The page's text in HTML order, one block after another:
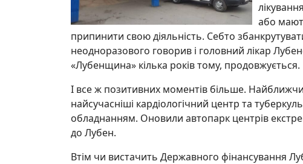
або
припинити свою діяльність. Себто
неодноразового говорив і головний лікар
«Лубенщина» кілька років тому, продовжується.
І все ж позитивних моментів більше.
найсучасніші кардіологічний центр та
обладнанням. Оновили автопарк центрів
до Лубен.
Втім чи вистачить Державного фінансування